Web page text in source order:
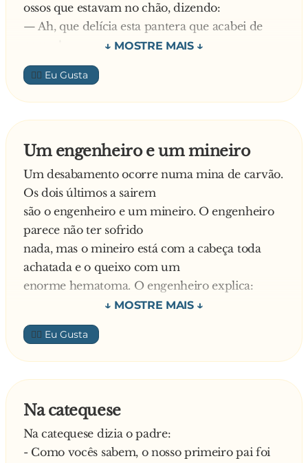
ossos que estavam no chão, dizendo:
— Ah, que delícia esta pantera que acabei de
A pantera para bruscamente e sai de fininho
para não ser alvo da fúria do pequeno vira-lata
assassino e o cachorro fica feliz da vida. Porém,
ele não contava com um macaco que, do topo
correndo contar tudo para a pantera, sua amiga
de infância.
Vendo a atitude do macaco, o cachorrinho fica
desesperado e antes de pensar em fugir vê o
macaco traidor se aproximando com a pantera,
ainda mais faminta e furiosa. Novamente ele
precisava pensar rápido e ao invés de sair
correndo, resolveu ficar de costas para o perigo,
como se nada estivesse acontecendo. No
momento em que a pantera estava pronta para
atacá-lo ele esbravejou:
— m**... macaco, preguiçoso! Faz meia hora
que mandei ele trazer outra pantera para eu
👍🏼
Um engenheiro e um mineiro
Um desabamento ocorre numa mina de carvão.
Os dois últimos a sairem
são o engenheiro e um mineiro. O engenheiro
parece não ter sofrido
nada, mas o mineiro está com a cabeça toda
achatada e o queixo com um
enorme hematoma. O engenheiro explica:
- Sou eternamente grato a este homem que
conseguiu impedir que a
galeria onde estávamos desabasse totalmente
segurando a viga do teto
O médico pergunta então:
👍🏼
Na catequese
Na catequese dizia o padre:
- Como vocês sabem, o nosso primeiro pai foi